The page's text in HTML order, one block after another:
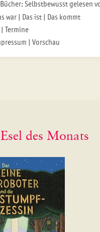
Selbstbewusst gelesen
war | Das ist | Das kommt
Termine
| Vorschau
Esel des Monats